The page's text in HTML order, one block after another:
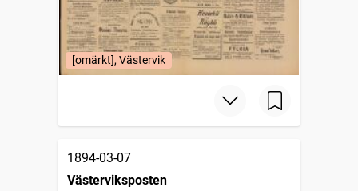
[omärkt], Västervik
1894-03-07
Västerviksposten